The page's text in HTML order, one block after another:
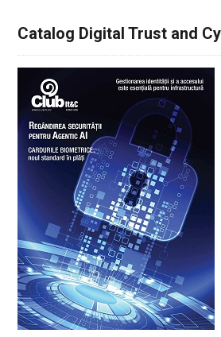
Catalog Digital Trust and